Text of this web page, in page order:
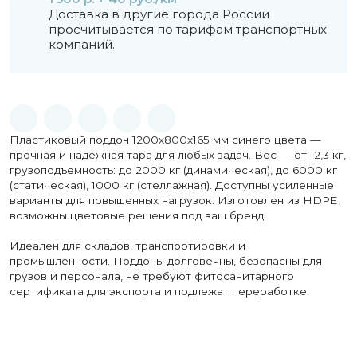
Доставка в другие города России
просчитывается по тарифам транспортных
компаний.
Пластиковый поддон 1200х800х165 мм синего цвета —
прочная и надежная тара для любых задач. Вес — от 12,3 кг,
грузоподъемность: до 2000 кг (динамическая), до 6000 кг
(статическая), 1000 кг (стеллажная). Доступны усиленные
варианты для повышенных нагрузок. Изготовлен из HDPE,
возможны цветовые решения под ваш бренд.
Идеален для складов, транспортировки и
промышленности. Поддоны долговечны, безопасны для
грузов и персонала, не требуют фитосанитарного
сертификата для экспорта и подлежат переработке.